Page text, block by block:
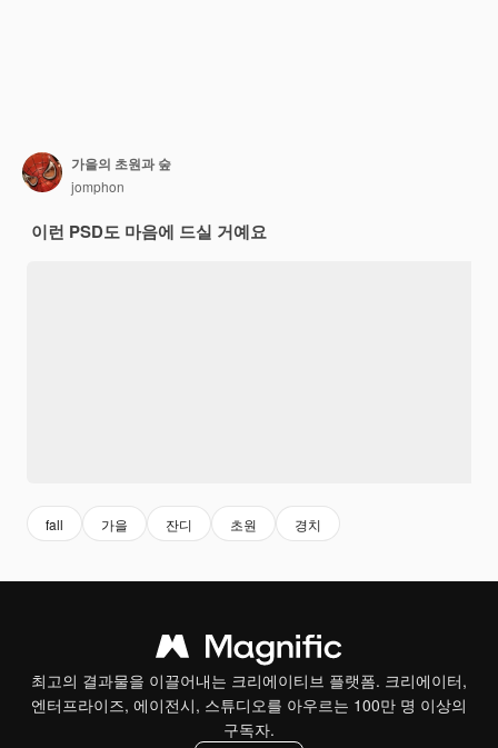
가을의 초원과 숲
jomphon
이런 PSD도 마음에 드실 거예요
fall 가을 잔디 초원 경치
최고의 결과물을 이끌어내는 크리에이티브 플랫폼. 크리에이터,
엔터프라이즈, 에이전시, 스튜디오를 아우르는 100만 명 이상의
구독자.